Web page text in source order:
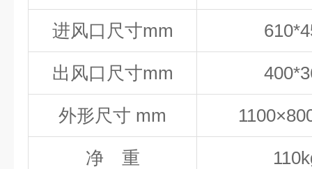
进风口尺寸mm
出风口尺寸mm
外形尺寸 mm
净 重 110